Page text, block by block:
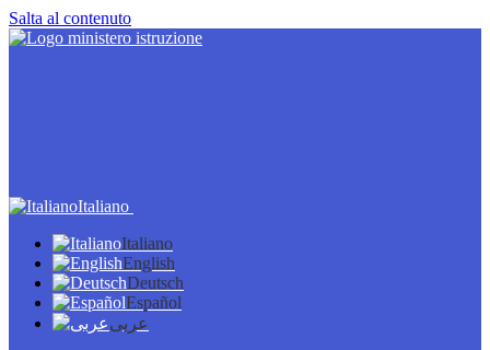
Salta al contenuto
Italiano
Italiano
English
Deutsch
Español
عربى